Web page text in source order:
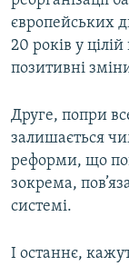
європейських
20 років у
позитивні
Друге, попри
залишається
реформи, що
зокрема,
системі.
І останнє,